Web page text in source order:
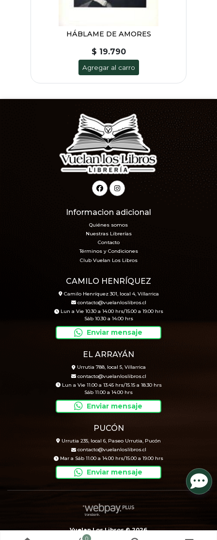
HÁBLAME DE AMORES
$ 19.790
Agregar al carro
Informacion adicional
Quiénes somos
Nuestras Librerías
Contacto
Términos y Condiciones
Club Vuelan Los Libros
CAMILO HENRÍQUEZ
Camilo Henríquez 301, local 4, Villarrica
contacto@vuelanloslibros.cl
Lun a Vie 10.30 a 14.00 hrs/15.00 a 19.00 hrs
Sáb 10.30 a 14.00 hrs
Enviar mensaje
EL ARRAYÁN
Urrutia 788, local 5, Villarrica
contacto@vuelanloslibros.cl
Lun a Vie 11.00 a 13.45 hrs/15.15 a 18.30 hrs
Sáb 11.00 a 14.00 hrs
Enviar mensaje
PUCÓN
Urrutia 235, local 6, Paseo Urrutia, Pucón
contacto@vuelanloslibros.cl
Mar a Sáb 11.00 a 14.00 hrs/15.00 a 19.00 hrs
Enviar mensaje
Vuelan Los Libros © 2026
0